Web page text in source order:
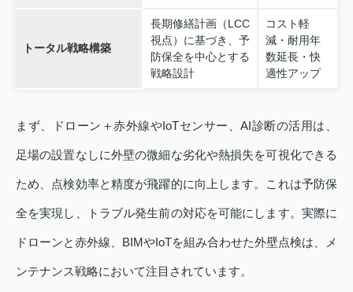
トータル戦略構築
長期修繕計画（LCC
視点）に基づき、予
防保全を中心とする
戦略設計
コスト軽
減・耐用年
数延長・快
適性アップ
まず、ドローン＋赤外線やIoTセンサー、AI診断の活用は、
足場の設置なしに外壁の微細な劣化や熱損失を可視化できる
ため、点検効率と精度が飛躍的に向上します。これは予防保
全を実現し、トラブル発生前の対応を可能にします。実際に
ドローンと赤外線、BIMやIoTを組み合わせた外壁点検は、メ
ンテナンス戦略において注目されています。